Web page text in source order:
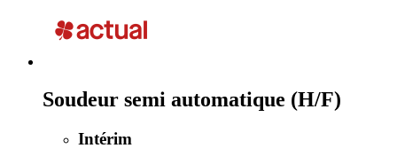
Soudeur semi automatique (H/F)
Intérim